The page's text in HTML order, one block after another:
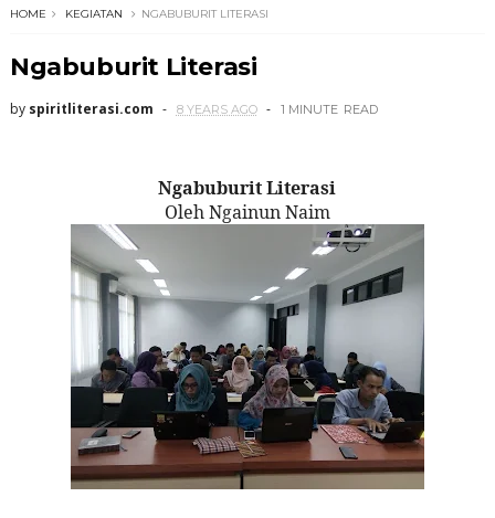
HOME KEGIATAN NGABUBURIT LITERASI
Ngabuburit Literasi
by spiritliterasi.com 8 YEARS AGO 1 MINUTE READ
Ngabuburit Literasi
Oleh Ngainun Naim